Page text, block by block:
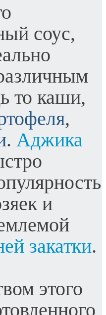
соус,
то каши,
,
. Аджика
и
закатки.
этого